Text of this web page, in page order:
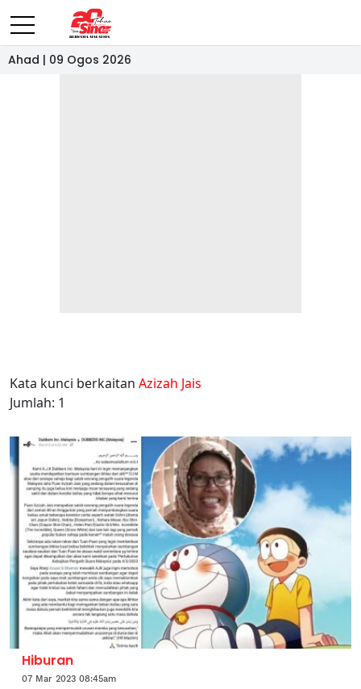
Ahad | 09 Ogos 2026
Kata kunci berkaitan Azizah Jais
Jumlah: 1
Hiburan
07 Mar 2023 08:45am